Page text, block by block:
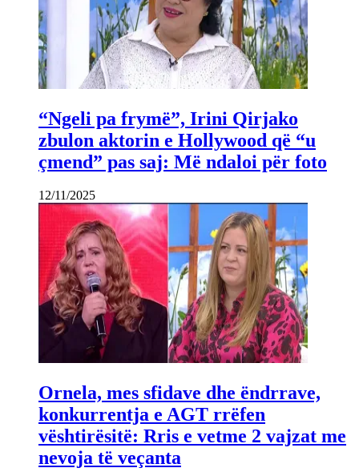
“Ngeli pa frymë”, Irini Qirjako
zbulon aktorin e Hollywood që “u
çmend” pas saj: Më ndaloi për foto
12/11/2025
Ornela, mes sfidave dhe ëndrrave,
konkurrentja e AGT rrëfen
vështirësitë: Rris e vetme 2 vajzat me
nevoja të veçanta